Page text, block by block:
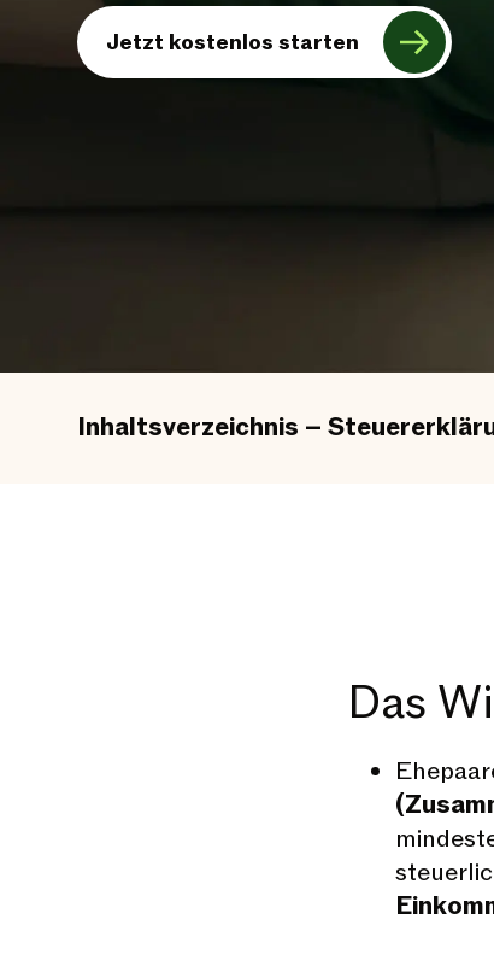
Jetzt kostenlos starten
Inhaltsverzeichnis –
Das